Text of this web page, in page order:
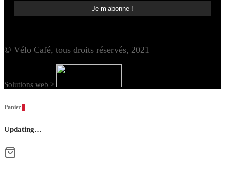
© Vélo Café, tous droits réservés, 2021
Solutions web >
Panier
Updating…